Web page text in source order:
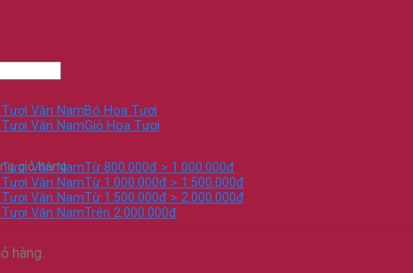
giỏ hàng.
hàng.
Bó Hoa Tươi
Giỏ Hoa Tươi
Từ 800.000đ > 1.000.000đ
Từ 1.000.000đ > 1.500.000đ
Từ 1.500.000đ > 2.000.000đ
Trên 2.000.000đ